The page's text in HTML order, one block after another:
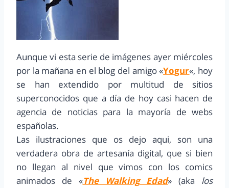
Aunque vi esta serie de imágenes ayer miércoles
por la mañana en el blog del amigo «Yogur«, hoy
se han extendido por multitud de sitios
superconocidos que a día de hoy casi hacen de
agencia de noticias para la mayoría de webs
españolas.
Las ilustraciones que os dejo aqui, son una
verdadera obra de artesanía digital, que si bien
no llegan al nivel que vimos con los comics
animados de «The Walking Edad» (aka los